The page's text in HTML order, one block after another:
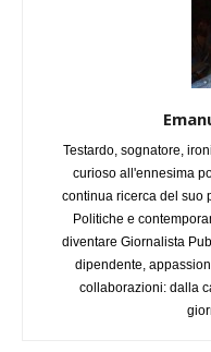
Testardo, sognatore,
curioso all'ennesima
continua ricerca del suo
Politiche e
diventare Giornalista
dipendente,
collaborazioni: dalla